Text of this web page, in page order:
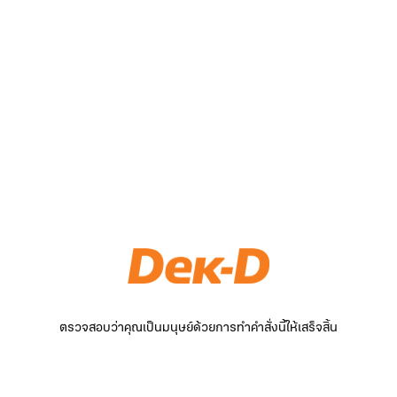
ตรวจสอบว่าคุณเป็นมนุษย์ด้วยการทำคำสั่งนี้ให้เสร็จสิ้น